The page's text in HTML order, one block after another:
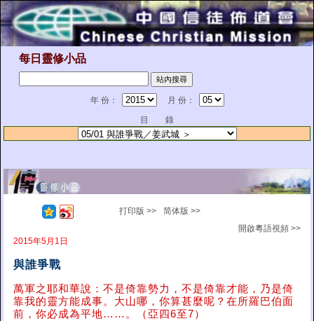
每日靈修小品
年 份：
月 份：
目 錄
打印版 >>
简体版 >>
開啟粵語視頻 >>
2015年5月1日
與誰爭戰
萬軍之耶和華說：不是倚靠勢力，不是倚靠才能，乃是倚
靠我的靈方能成事。大山哪，你算甚麼呢？在所羅巴伯面
前，你必成為平地……。（亞四6至7）